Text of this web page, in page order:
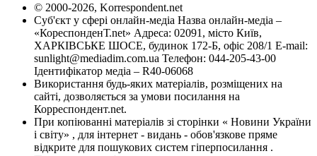
© 2000-2026, Korrespondent.net
Суб'єкт у сфері онлайн-медіа Назва онлайн-медіа –
«КореспонденТ.net» Адреса: 02091, місто Київ,
ХАРКІВСЬКЕ ШОСЕ, будинок 172-Б, офіс 208/1 E-mail:
sunlight@mediadim.com.ua Телефон: 044-205-43-00
Ідентифікатор медіа – R40-06068
Використання будь-яких матеріалів, розміщених на
сайті, дозволяється за умови посилання на
Корреспондент.net.
При копіюванні матеріалів зі сторінки « Новини України
і світу» , для інтернет - видань - обов'язкове пряме
відкрите для пошукових систем гіперпосилання .